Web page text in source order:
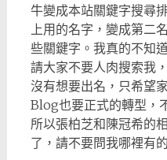
牛變成本站關鍵字搜尋
上用的名字，變成第二
些關鍵字。我真的不知
請大家不要人肉搜索我
沒有想要出名，只希望
Blog也要正式的轉型，
所以張柏芝和陳冠希的
了，請不要問我哪裡有